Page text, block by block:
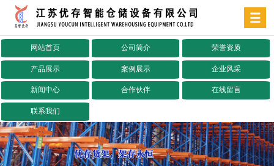
网站首页 公司简介 荣誉资质
产品展示 案例展示 企业风采
新闻中心 合作伙伴 在线留言
联系我们